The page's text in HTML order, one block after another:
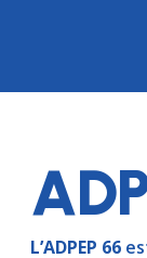
L’ADPEP 66